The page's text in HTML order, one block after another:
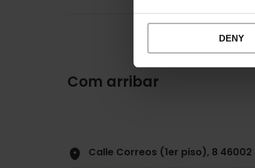
DENY
Com arribar
Calle Correos (1er piso), 8 46002